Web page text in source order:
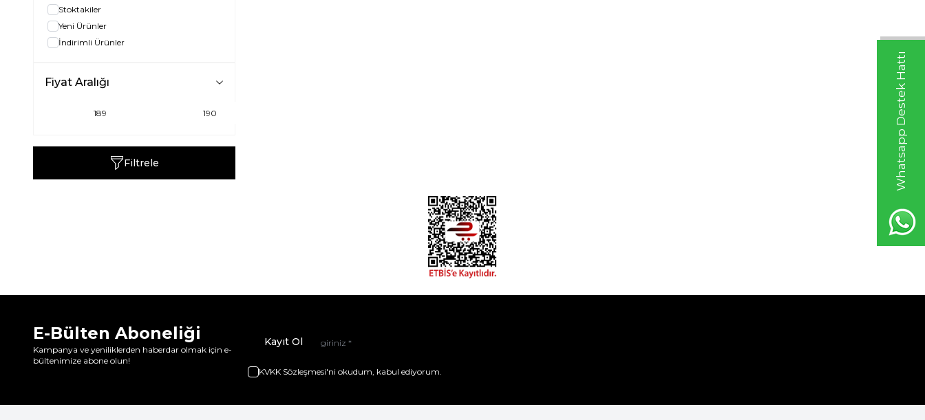
Whatsapp Destek Hattı
Stoktakiler
Yeni Ürünler
İndirimli Ürünler
Fiyat Aralığı
Filtrele
E-Bülten Aboneliği
Kampanya ve yeniliklerden haberdar olmak için e-
bültenimize abone olun!
Kayıt Ol
KVKK Sözleşmesi'ni okudum, kabul ediyorum.